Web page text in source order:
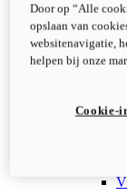
Door op “Alle
opslaan van
websitenavigatie,
helpen bij onze
Cookie-